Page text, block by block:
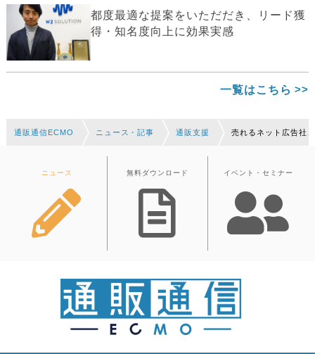
都度最適な提案をいただだき、リード獲
得・知名度向上に効果実感
一覧はこちら
通販通信ECMO ニュース・記事 通販支援 売れるネット広告社
ニュース 無料ダウンロード イベント・セミナー